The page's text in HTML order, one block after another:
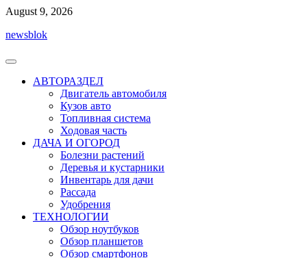
Перейти
содержимому
August 9, 2026
newsblok
АВТОРАЗДЕЛ
Двигатель автомобиля
Кузов авто
Топливная система
Ходовая часть
ДАЧА И ОГОРОД
Болезни растений
Деревья и кустарники
Инвентарь для дачи
Рассада
Удобрения
ТЕХНОЛОГИИ
Обзор ноутбуков
Обзор планшетов
Обзор смартфонов